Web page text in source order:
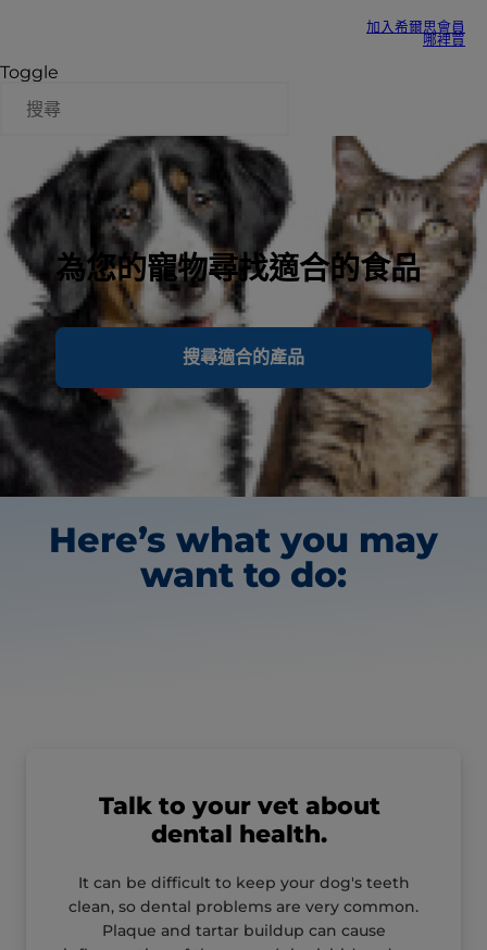
加入希爾思會員
哪裡買
Toggle
為您的寵物尋找適合的食品
搜尋適合的產品
Here’s what you may
want to do:
Talk to your vet about
dental health.
It can be difficult to keep your dog's teeth
clean, so dental problems are very common.
Plaque and tartar buildup can cause